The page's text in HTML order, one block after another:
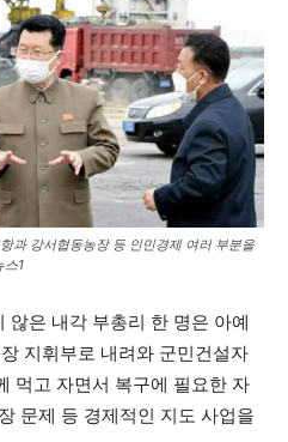
과 강서협동농장 등 인민경제 여러 부분을
스1
않은 내각 부총리 한 명은 아예
지휘부로 내려와 군민건설자
먹고 자면서 복구에 필요한 자
문제 등 경제적인 지도 사업을